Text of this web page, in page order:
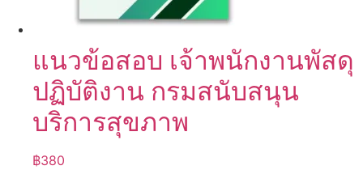
แนวข้อสอบ เจ้าพนักงานพัสดุ
ปฏิบัติงาน กรมสนับสนุน
บริการสุขภาพ
฿380